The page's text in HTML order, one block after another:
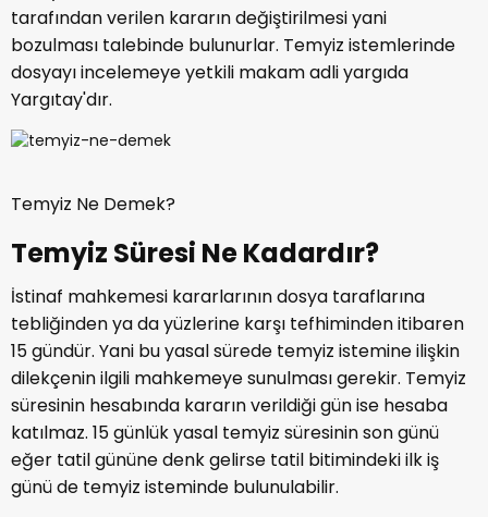
tarafından verilen kararın değiştirilmesi yani
bozulması talebinde bulunurlar. Temyiz istemlerinde
dosyayı incelemeye yetkili makam adli yargıda
Yargıtay'dır.
Temyiz Ne Demek?
Temyiz Süresi Ne Kadardır?
İstinaf mahkemesi kararlarının dosya taraflarına
tebliğinden ya da yüzlerine karşı tefhiminden itibaren
15 gündür. Yani bu yasal sürede temyiz istemine ilişkin
dilekçenin ilgili mahkemeye sunulması gerekir. Temyiz
süresinin hesabında kararın verildiği gün ise hesaba
katılmaz. 15 günlük yasal temyiz süresinin son günü
eğer tatil gününe denk gelirse tatil bitimindeki ilk iş
günü de temyiz isteminde bulunulabilir.